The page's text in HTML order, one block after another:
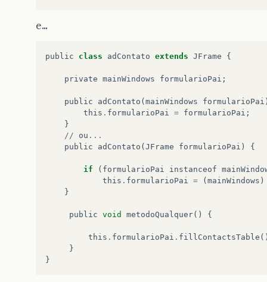
e...
public class adContato extends JFrame {
private mainWindows formularioPai ;
public adContato (mainWindows formularioPai
this . formularioPai = formularioPai ;
}
//
ou ...
public
adContato (JFrame formularioPai ) {
if ( formularioPai instanceof
this . formularioPai = (mainWindows )
}
public void metodoQualquer() {
this . formularioPai . fillContactsTable
}
}